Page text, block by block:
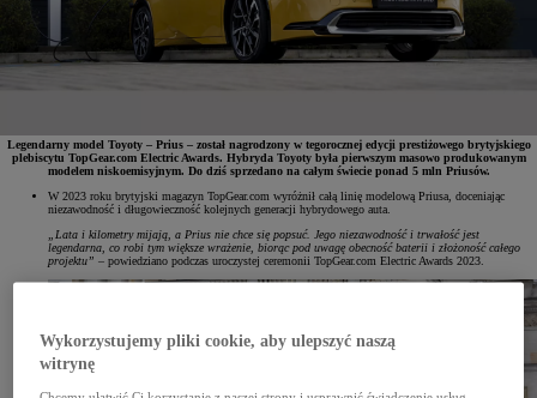
Legendarny model Toyoty – Prius – został nagrodzony w tegorocznej edycji prestiżowego brytyjskiego
plebiscytu TopGear.com Electric Awards. Hybryda Toyoty była pierwszym masowo produkowanym
modelem niskoemisyjnym. Do dziś sprzedano na całym świecie ponad 5 mln Priusów.
W 2023 roku brytyjski magazyn TopGear.com wyróżnił całą linię modelową Priusa, doceniając
niezawodność i długowieczność kolejnych generacji hybrydowego auta.
„Lata i kilometry mijają, a Prius nie chce się popsuć. Jego niezawodność i trwałość jest
legendarna, co robi tym większe wrażenie, biorąc pod uwagę obecność baterii i złożoność całego
projektu” – powiedziano podczas uroczystej ceremonii TopGear.com Electric Awards 2023.
Wykorzystujemy pliki cookie, aby ulepszyć naszą
witrynę